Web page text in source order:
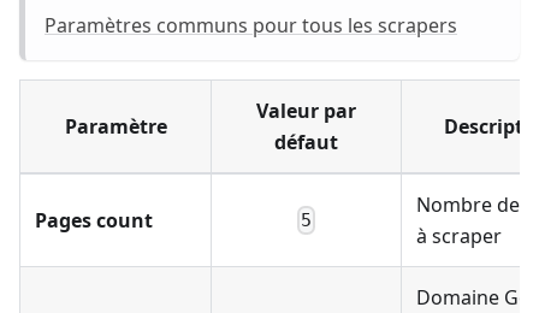
Paramètres communs pour tous les scrapers
Paramètre
Valeur par
défaut
Pages count 5
Nombre de
à scraper
Domaine